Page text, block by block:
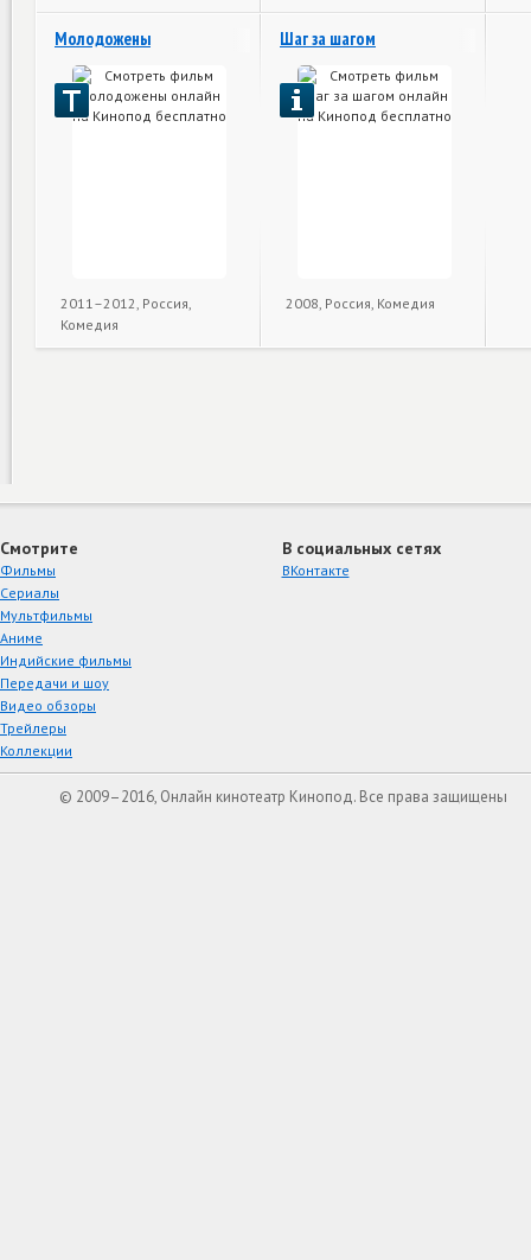
Молодожены
2011–2012, Россия,
Комедия
Шаг за шагом
2008, Россия, Комедия
Смотрите
Фильмы
Сериалы
Мультфильмы
Аниме
Индийские фильмы
Передачи и шоу
Видео обзоры
Трейлеры
Коллекции
В социальных сетях
ВКонтакте
© 2009–2016, Онлайн кинотеатр Кинопод. Все права защищены